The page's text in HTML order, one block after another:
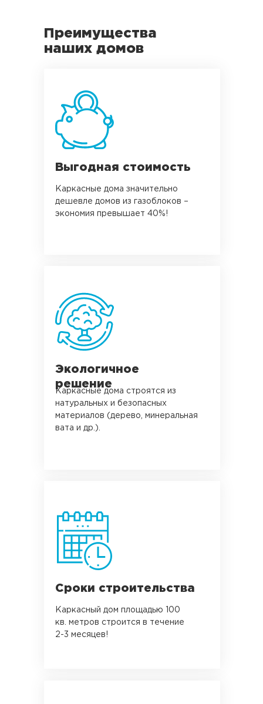
Преимущества
наших домов
Каркасные дома значительно
дешевле домов из газоблоков –
экономия превышает 40%!
Каркасные дома строятся из
натуральных и безопасных
материалов (дерево, минеральная
вата и др.).
Каркасный дом площадью 100
кв. метров строится в течение
2-3 месяцев!
Выгодная стоимость
Экологичное
решение
Сроки строительства